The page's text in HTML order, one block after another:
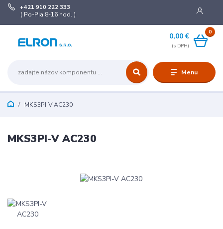
Menu
+421 910 222 333
( Po-Pia 8-16 hod. )
0
0,00 €
MKS3PI-V AC230
MKS3PI-V AC230